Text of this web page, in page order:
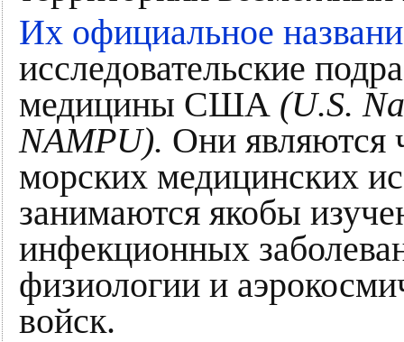
Их официальное
исследовательские
медицины США (U.S.
NAMPU). Они являются
морских медицинских
занимаются якобы
инфекционных
физиологии и
войск.